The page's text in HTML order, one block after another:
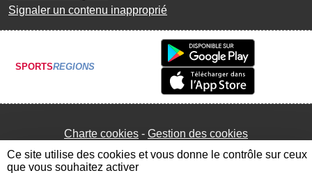
Signaler un contenu inapproprié
SPORTSREGIONS
Charte cookies Gestion des cookies
Ce site utilise des cookies et vous donne le contrôle sur ceux
que vous souhaitez activer